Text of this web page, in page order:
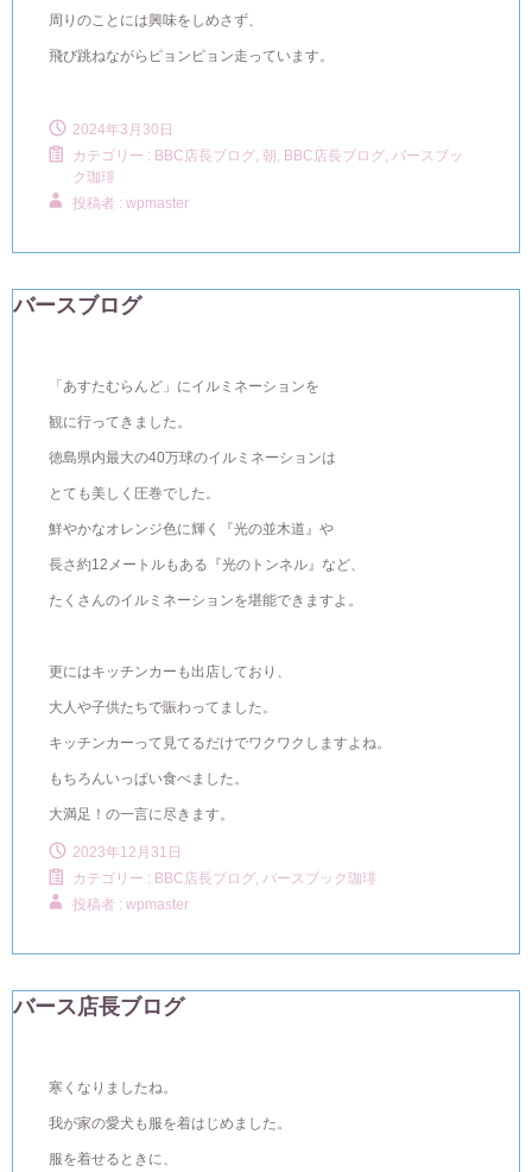
周りのことには興味をしめさず、
飛び跳ねながらピョンピョン走っています。
2024年3月30日
カテゴリー : BBC店長ブログ 朝, BBC店長ブログ バースブッ
ク珈琲
投稿者 : wpmaster
バースブログ
「あすたむらんど」にイルミネーションを
観に行ってきました。
徳島県内最大の40万球のイルミネーションは
とても美しく圧巻でした。
鮮やかなオレンジ色に輝く『光の並木道』や
長さ約12メートルもある『光のトンネル』など、
たくさんのイルミネーションを堪能できますよ。
更にはキッチンカーも出店しており、
大人や子供たちで賑わってました。
キッチンカーって見てるだけでワクワクしますよね。
もちろんいっぱい食べました。
大満足！の一言に尽きます。
2023年12月31日
カテゴリー : BBC店長ブログ バースブック珈琲
投稿者 : wpmaster
バース店長ブログ
寒くなりましたね。
我が家の愛犬も服を着はじめました。
服を着せるときに、